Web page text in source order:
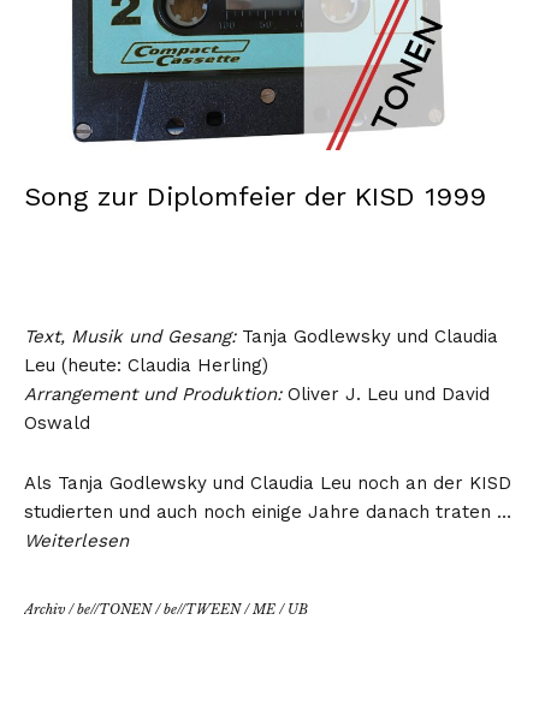
Song zur Diplomfeier der KISD 1999
Text, Musik und Gesang:Tanja Godlewsky und Claudia
Leu (heute: Claudia Herling)
Arrangement und Produktion:Oliver J. Leu und David
Oswald
Als Tanja Godlewsky und Claudia Leu noch an der KISD
studierten und auch noch einige Jahre danach traten …
Weiterlesen
Archiv /be//TONEN/be//TWEEN/ME / UB